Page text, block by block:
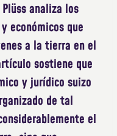
analiza los
económicos que
a la tierra en el
sostiene que
y jurídico suizo
de tal
el